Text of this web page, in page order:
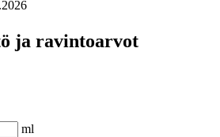
ja ravintoarvot
ml